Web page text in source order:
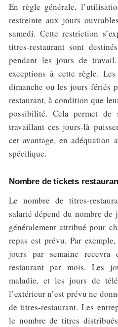
En règle générale,
restreinte aux jours
samedi. Cette restriction
titres-restaurant sont
pendant les jours de
exceptions à cette règle.
dimanche ou les jours fériés
restaurant, à condition que
possibilité. Cela permet de
travaillant ces jours-là
cet avantage, en adéquation
spécifique.
Nombre de tickets
Le nombre de titres-
salarié dépend du nombre
généralement attribué pour
repas est prévu. Par
jours par semaine recevra
restaurant par mois. Les
maladie, et les jours de
l’extérieur n’est prévu ne
de titres-restaurant. Les
le nombre de titres